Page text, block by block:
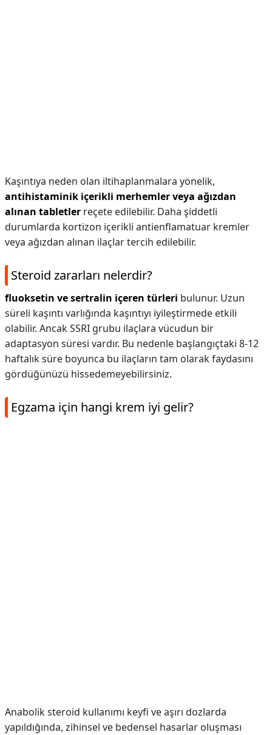
Kaşıntıya neden olan iltihaplanmalara yönelik,
antihistaminik içerikli merhemler veya ağızdan
alınan tabletler reçete edilebilir. Daha şiddetli
durumlarda kortizon içerikli antienflamatuar kremler
veya ağızdan alınan ilaçlar tercih edilebilir.
Steroid zararları nelerdir?
fluoksetin ve sertralin içeren türleri bulunur. Uzun
süreli kaşıntı varlığında kaşıntıyı iyileştirmede etkili
olabilir. Ancak SSRI grubu ilaçlara vücudun bir
adaptasyon süresi vardır. Bu nedenle başlangıçtaki 8-12
haftalık süre boyunca bu ilaçların tam olarak faydasını
gördüğünüzü hissedemeyebilirsiniz.
Egzama için hangi krem iyi gelir?
Anabolik steroid kullanımı keyfi ve aşırı dozlarda
yapıldığında, zihinsel ve bedensel hasarlar oluşması